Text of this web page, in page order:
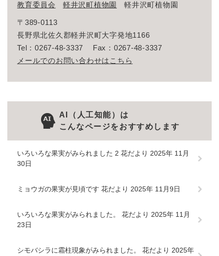
教育委員会 軽井沢町植物園 軽井沢町植物園
〒389-0113
長野県北佐久郡軽井沢町大字発地1166
Tel：0267-48-3337
Fax：0267-48-3337
メールでのお問い合わせはこちら
AI（人工知能）は
こんなページをおすすめします
いろいろな果実がみられました 2 花だより 2025年 11月
30日
ミョウガの果実が見頃です 花だより 2025年 11月9日
いろいろな果実がみられました。 花だより 2025年 11月
23日
シモバシラに霜柱現象がみられました。 花だより 2025年